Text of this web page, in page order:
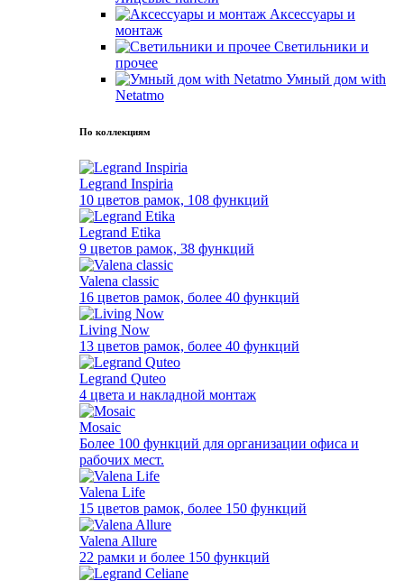
Аксессуары и
монтаж
Светильники и
прочее
Умный дом with
Netatmo
По коллекциям
Legrand Inspiria
10 цветов рамок, 108 функций
Legrand Etika
9 цветов рамок, 38 функций
Valena classic
16 цветов рамок, более 40 функций
Living Now
13 цветов рамок, более 40 функций
Legrand Quteo
4 цвета и накладной монтаж
Mosaic
Более 100 функций для организации офиса и
рабочих мест.
Valena Life
15 цветов рамок, более 150 функций
Valena Allure
22 рамки и более 150 функций